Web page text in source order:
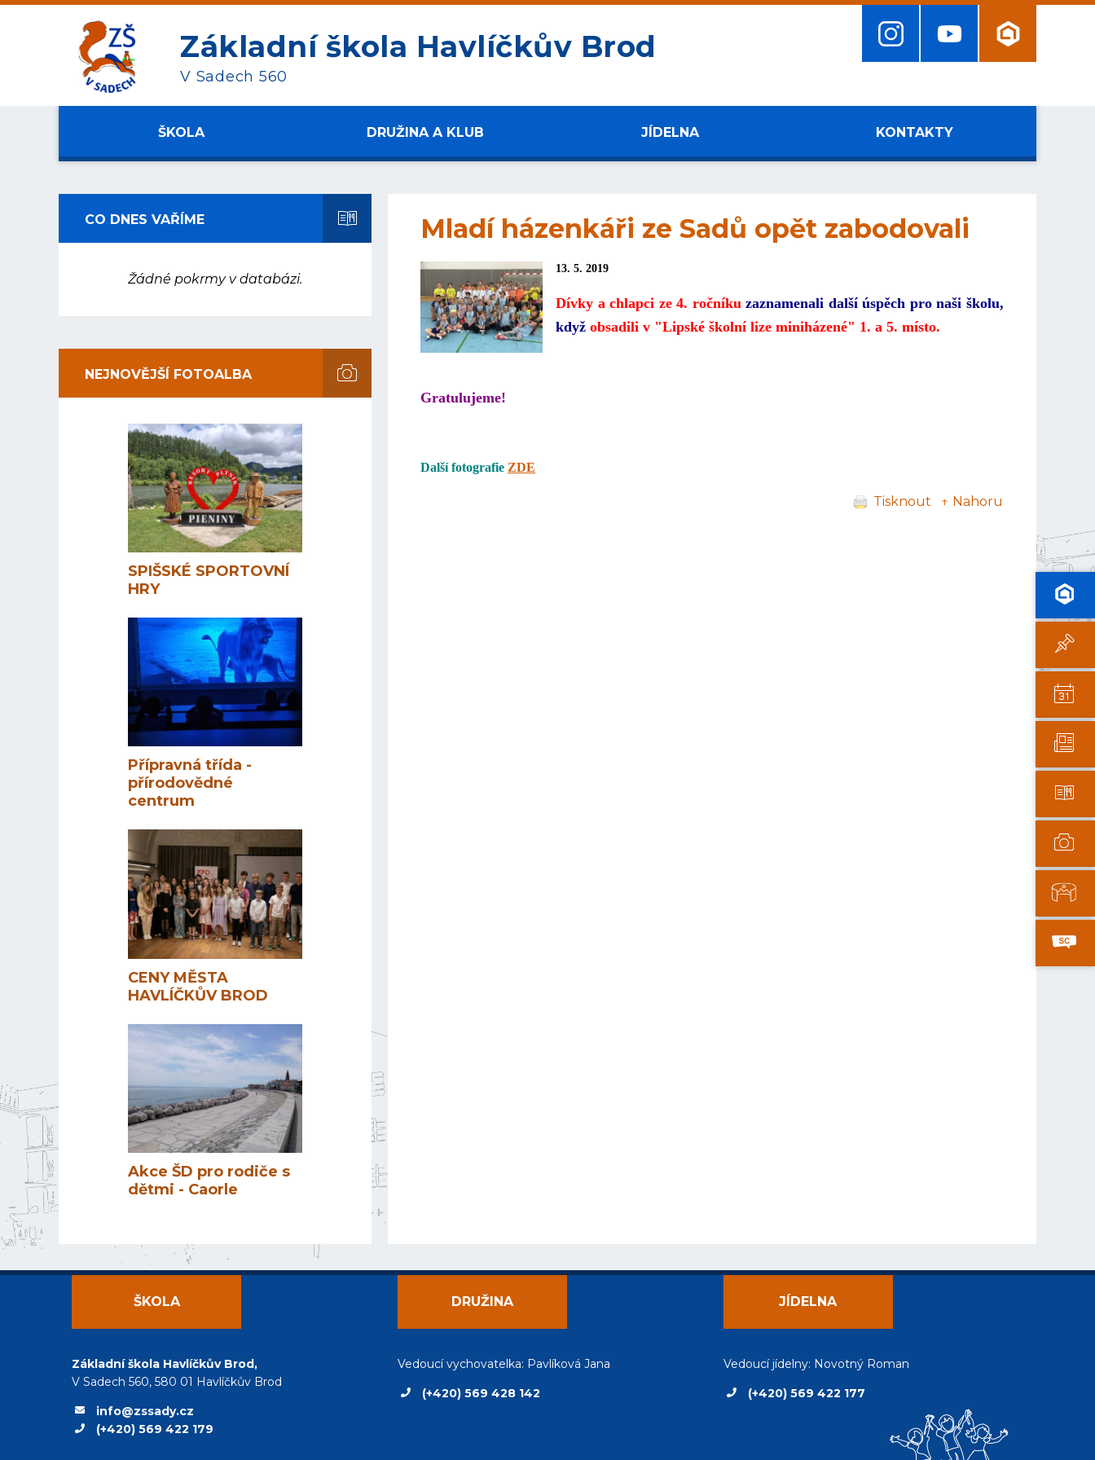
Základní škola Havlíčkův Brod
V Sadech 560
ŠKOLA DRUŽINA A KLUB JÍDELNA KONTAKTY
Mladí házenkáři ze Sadů opět zabodovali
13. 5. 2019
Dívky a chlapci ze 4. ročníkuzaznamenali další úspěch pro naši školu,
když obsadili v "Lipské školní lize miniházené" 1. a 5. místo.
Gratulujeme!
Další fotografie ZDE
Tisknout ↑ Nahoru
CO DNES VAŘÍME
Žádné pokrmy v databázi.
NEJNOVĚJŠÍ FOTOALBA
SPIŠSKÉ SPORTOVNÍ
HRY
Přípravná třída -
přírodovědné
centrum
CENY MĚSTA
HAVLÍČKŮV BROD
Akce ŠD pro rodiče s
dětmi - Caorle
ŠKOLA
Základní škola Havlíčkův Brod,
V Sadech 560, 580 01 Havlíčkův Brod
info@zssady.cz
(+420) 569 422 179
DRUŽINA
Vedoucí vychovatelka: Pavlíková Jana
(+420) 569 428 142
JÍDELNA
Vedoucí jídelny: Novotný Roman
(+420) 569 422 177